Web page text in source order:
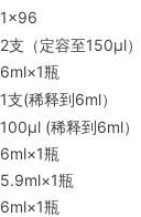
1×96
2支（定容至150μl）
6ml×1瓶
1支(稀释到6ml）
100μl (稀释到6ml）
6ml×1瓶
5.9ml×1瓶
6ml×1瓶